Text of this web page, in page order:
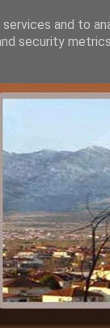
and to
security